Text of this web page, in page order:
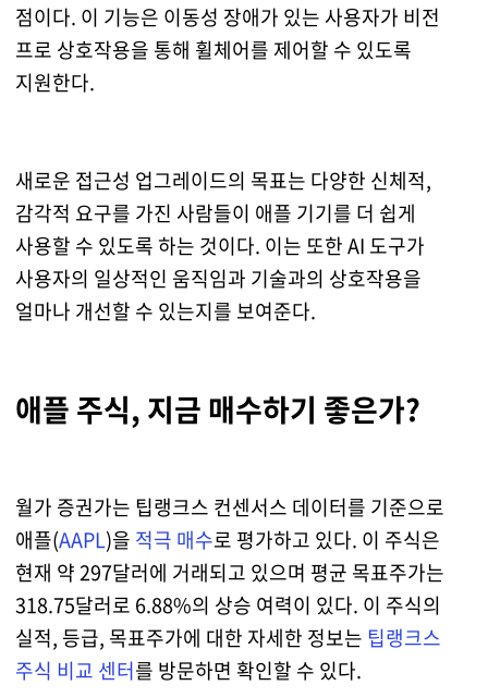
점이다. 이 기능은 이동성 장애가 있는 사용자가 비전
프로 상호작용을 통해 휠체어를 제어할 수 있도록
지원한다.
새로운 접근성 업그레이드의 목표는 다양한 신체적,
감각적 요구를 가진 사람들이 애플 기기를 더 쉽게
사용할 수 있도록 하는 것이다. 이는 또한 AI 도구가
사용자의 일상적인 움직임과 기술과의 상호작용을
얼마나 개선할 수 있는지를 보여준다.
애플 주식, 지금 매수하기 좋은가?
월가 증권가는 팁랭크스 컨센서스 데이터를 기준으로
애플(AAPL)을 적극 매수로 평가하고 있다. 이 주식은
현재 약 297달러에 거래되고 있으며 평균 목표주가는
318.75달러로 6.88%의 상승 여력이 있다. 이 주식의
실적, 등급, 목표주가에 대한 자세한 정보는 팁랭크스
주식 비교 센터를 방문하면 확인할 수 있다.